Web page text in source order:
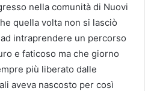
nella comunità di Nuovi
quella volta non si lasciò
intraprendere un percorso
e faticoso ma che giorno
più liberato dalle
aveva nascosto per così